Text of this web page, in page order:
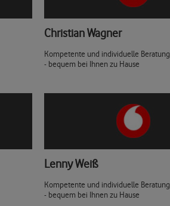
Christian Wagner
Kompetente und individuelle Beratung
- bequem bei Ihnen zu Hause
Lenny Weiß
Kompetente und individuelle Beratung
- bequem bei Ihnen zu Hause